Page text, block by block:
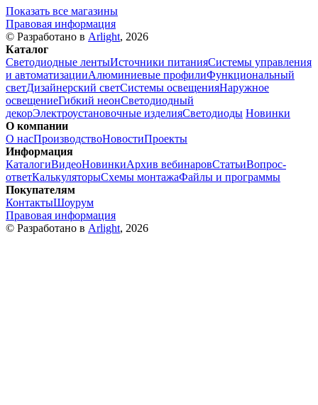
Показать все магазины
Правовая информация
© Разработано в Arlight, 2026
Каталог
Светодиодные лентыИсточники питанияСистемы управления
и автоматизацииАлюминиевые профилиФункциональный
светДизайнерский светСистемы освещенияНаружное
освещениеГибкий неонСветодиодный
декорЭлектроустановочные изделияСветодиоды Новинки
О компании
О насПроизводствоНовостиПроекты
Информация
КаталогиВидеоНовинкиАрхив вебинаровСтатьиВопрос-
ответКалькуляторыСхемы монтажаФайлы и программы
Покупателям
КонтактыШоурум
Правовая информация
© Разработано в Arlight, 2026